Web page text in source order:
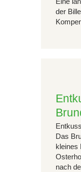
der
Das
kleines
nach